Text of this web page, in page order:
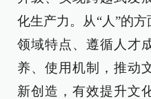
化生产力。从“人”的
领域特点、遵循人才
养、使用机制，推动
新创造，有效提升文